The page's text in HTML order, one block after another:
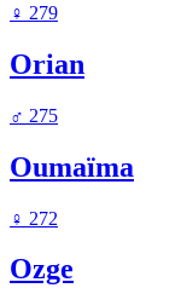
♀ 279
Orian
♂ 275
Oumaïma
♀ 272
Ozge